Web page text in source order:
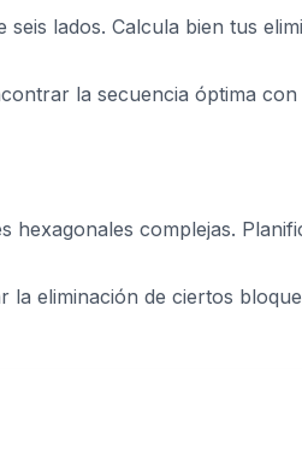
lados. Calcula bien tus
la secuencia óptima
hexagonales complejas.
eliminación de ciertos